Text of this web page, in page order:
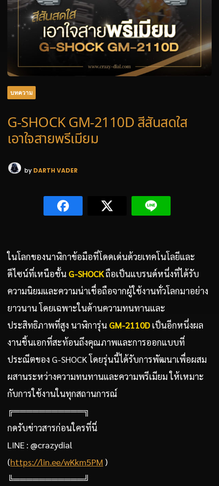
บทความ
G-SHOCK GM-2110D สีสันสดใส
เอาใจสายพรีเมียม
by DARTH VADER
ในโลกของนาฬิกาข้อมือที่โดดเด่นด้วยเทคโนโลยีและ
ดีไซน์ที่เหนือชั้น G-SHOCKถือเป็นแบรนด์หนึ่งที่ได้รับ
ความนิยมและความน่าเชื่อถือจากผู้ใช้งานทั่วโลกมาอย่าง
ยาวนาน โดยเฉพาะในด้านความทนทานและ
ประสิทธิภาพที่สูง นาฬิการุ่น GM-2110D เป็นอีกหนึ่งผล
งานชิ้นเอกที่สะท้อนถึงคุณภาพและการออกแบบที่
ประณีตของ G-SHOCK โดยรุ่นนี้ได้รับการพัฒนาเพื่อผสม
ผสานระหว่างความทนทานและความพรีเมียม ให้เหมาะ
กับการใช้งานในทุกสถานการณ์
╔═══════════╗
กดรับข่าวสารก่อนใครที่นี่
LINE : @crazydial
(https://lin.ee/wKkm5PM )
╚═══════════╝